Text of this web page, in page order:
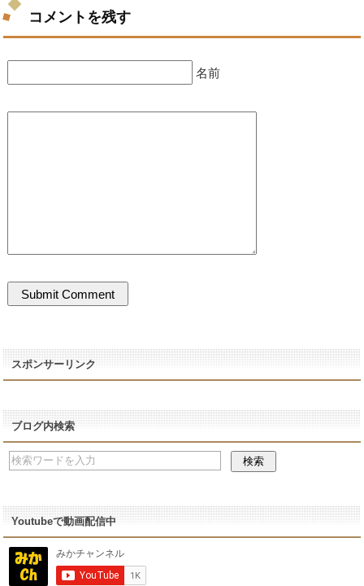
コメントを残す
名前
スポンサーリンク
ブログ内検索
Youtubeで動画配信中